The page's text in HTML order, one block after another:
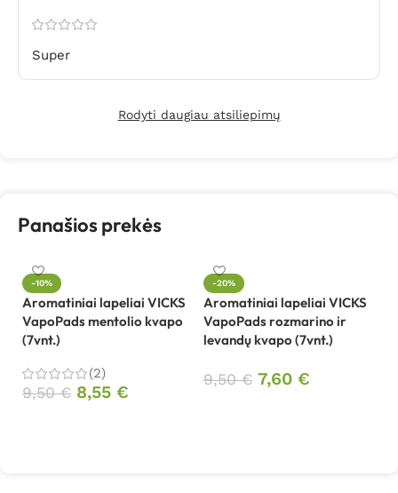
Super
Rodyti daugiau atsiliepimų
Panašios prekės
-10%
Aromatiniai lapeliai VICKS
VapoPads mentolio kvapo
(7vnt.)
(2)
9,50€ 8,55 €
-20%
Aromatiniai lapeliai VICKS
VapoPads rozmarino ir
levandų kvapo (7vnt.)
9,50€ 7,60 €